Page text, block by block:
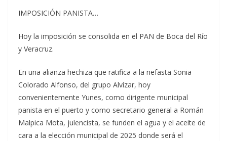
IMPOSICIÓN PANISTA…
Hoy la imposición se consolida en el PAN de Boca del Río
y Veracruz.
En una alianza hechiza que ratifica a la nefasta Sonia
Colorado Alfonso, del grupo Alvízar, hoy
convenientemente Yunes, como dirigente municipal
panista en el puerto y como secretario general a Román
Malpica Mota, julencista, se funden el agua y el aceite de
cara a la elección municipal de 2025 donde será el